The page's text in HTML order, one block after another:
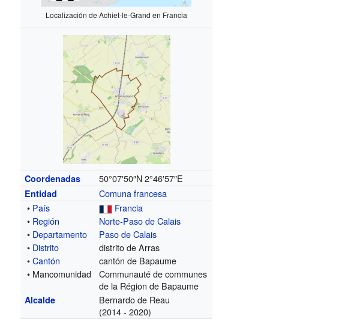
Localización de Achiet-le-Grand en Francia
Coordenadas 50°07′50″N 2°46′57″E
Entidad
Comuna francesa
• País
Francia
• Región
Norte-Paso de Calais
• Departamento
Paso de Calais
• Distrito
distrito de Arras
•Cantón
cantón de Bapaume
• Mancomunidad
Communauté de communes
de la Région de Bapaume
Alcalde
Bernardo de Reau
(2014 - 2020)